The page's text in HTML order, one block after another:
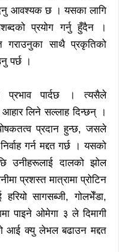
आवश्यक छ । यसका लागि
प्रयोग गर्नु हुँदैन ।
गराउनुका साथै प्रकृतिको
पर्छ ।
प्रभाव पार्दछ । त्यसैले
लिने सल्लाह दिन्छन् ।
प्रदान हुन्छ, जसले
गर्न मद्दत गर्छ । यसको
उनीहरूलाई दालको झोल
प्रशस्त मात्रामा प्रोटिन
सागसब्जी, गोलभेँडा,
पाइने ओमेगा ३ ले दिमागी
आई क्यु लेभल बढाउन मद्दत